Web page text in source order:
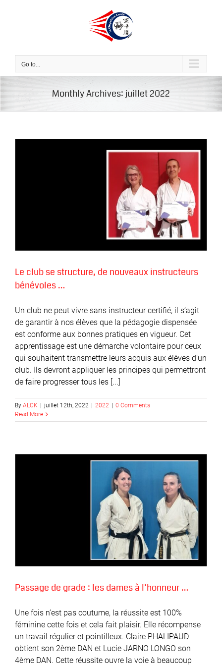
Go to...
Monthly Archives: juillet 2022
Le club se structure, de nouveaux instructeurs
bénévoles …
Un club ne peut vivre sans instructeur certifié, il s’agit
de garantir à nos élèves que la pédagogie dispensée
est conforme aux bonnes pratiques en vigueur. Cet
apprentissage est une démarche volontaire pour ceux
qui souhaitent transmettre leurs acquis aux élèves d’un
club. Ils devront appliquer les principes qui permettront
de faire progresser tous les [...]
By ALCK juillet 12th, 2022 2022
0 Comments
Read More
Passage de grade : les dames à l’honneur …
Une fois n’est pas coutume, la réussite est 100%
féminine cette fois et cela fait plaisir. Elle récompense
un travail régulier et pointilleux. Claire PHALIPAUD
obtient son 2ème DAN et Lucie JARNO LONGO son
4ème DAN. Cette réussite ouvre la voie à beaucoup